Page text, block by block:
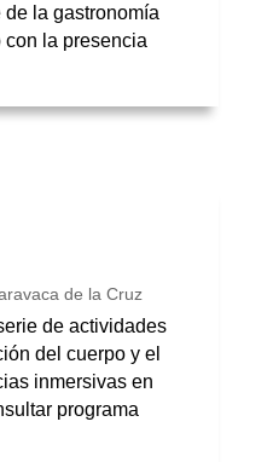
la gastronomía
con la presencia
de la Cruz
de actividades
del cuerpo y el
inmersivas en
programa